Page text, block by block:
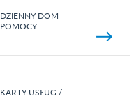
DZIENNY DOM
POMOCY
KARTY USŁUG /